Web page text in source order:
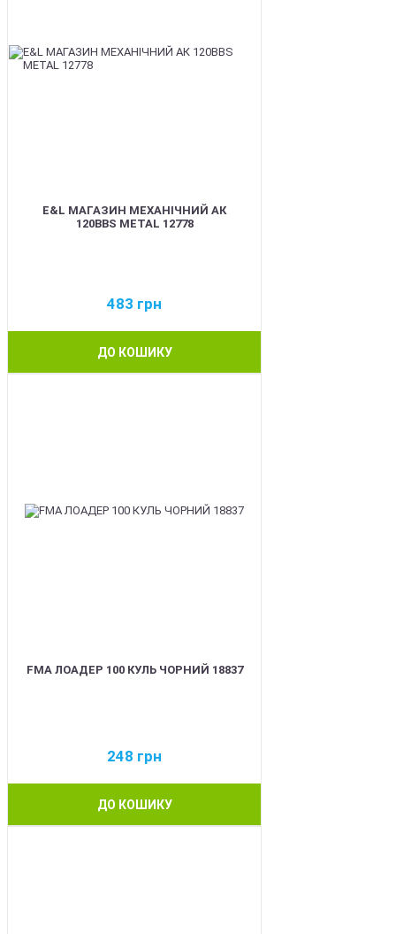
E&L МАГАЗИН МЕХАНІЧНИЙ АК
120BBS METAL 12778
483 грн
ДО КОШИКУ
FMA ЛОАДЕР 100 КУЛЬ ЧОРНИЙ 18837
248 грн
ДО КОШИКУ